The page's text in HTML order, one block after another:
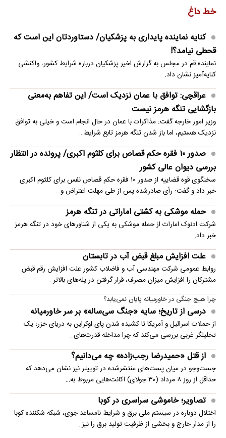
خط داغ
کنایه نماینده پایداری به پزشکیان/ دستاوردتان این است که
قحطی نیامد؟!
نماینده قم در مجلس به گزارش اخیر پزشکیان درباره شرایط کشور، واکنشی
کنایه‌آمیز نشان داد.
عراقچی: توافق با عمان نزدیک است/ این تفاهم به‌معنی
بازگشایی تنگه هرمز نیست
وزیر امور خارجه گفت: مذاکرات با عمان در حال انجام است و خیلی به توافق
نزدیک هستیم، اما باز شدن تنگه هرمز تابع شرایط…
صدور ۱۰ فقره حکم قصاص برای کلثوم اکبری/ پرونده در انتظار
بررسی دیوان عالی کشور
سخنگوی قوه قضاییه از صدور ۱۰ فقره حکم قصاص نفس برای کلثوم اکبری
خبر داد و گفت: رأی صادرشده پس از طی مهلت اعتراض و…
حمله موشکی به کشتی اماراتی در تنگه هرمز
شرکت ادنوک امارات از حمله موشکی به یکی از شناورهای خود در تنگه هرمز
خبر داد.
علت افزایش مبلغ قبض آب در تابستان
روابط عمومی شرکت مهندسی آب و فاضلاب کشور علت افزایش رقم قبض
مشترکان را افزایش میزان مصرف، قرار گرفتن در پله‌های بالاتر…
چرا هیچ جنگی در خاورمیانه پایان نمی‌یابد؟
درسی از تاریخ؛ سایه «جنگ سی‌ساله» بر سر خاورمیانه
از حملات اسرائیل و آمریکا تا کشیده شدن پای اوکراین به دریای خزر؛ یک
تحلیلگر غربی بررسی می‌کند که چرا مداخله قدرت‌های…
از قتل «حمیدرضا رجب‌زاده» چه می‌دانیم؟
جست‌وجو در میان پست‌های منتشرشده در توییتر نیز نشان می‌دهد که
حداقل از روز ۸ مرداد (۳۰ جولای) اکانت‌هایی مربوط به…
تصاویر؛ خاموشی سراسری در کوبا
اختلال دوباره در سیستم ملی برق و شرایط نامساعد جوی، شبکه شکننده کوبا
را از مدار خارج و بخشی از ظرفیت تولید برق را نیز…